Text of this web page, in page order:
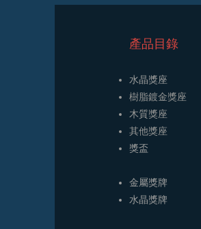
​產品目錄
水晶獎座
樹脂鍍金獎座
木質獎座
其他獎座
獎盃
金屬獎牌
​水晶獎牌